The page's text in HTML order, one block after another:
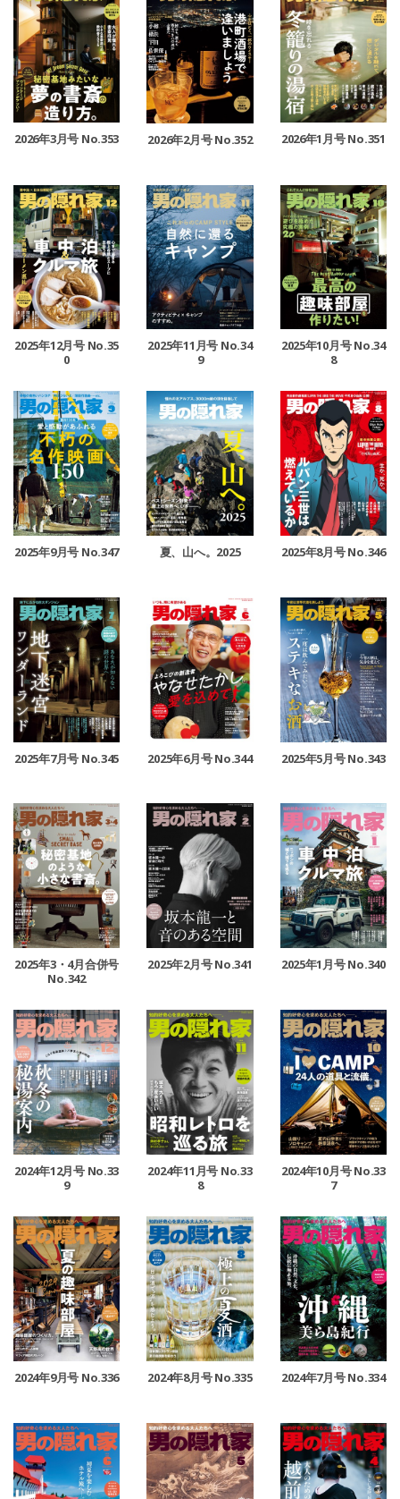
2026年3月号 No.353 2026年2月号 No.352 2026年1月号 No.351
2025年12月号 No.35
0
2025年11月号 No.34
9
2025年10月号 No.34
8
2025年9月号 No.347 夏、山へ。2025 2025年8月号 No.346
2025年7月号 No.345 2025年6月号 No.344 2025年5月号 No.343
2025年3・4月合併号
No.342
2025年2月号 No.341 2025年1月号 No.340
2024年12月号 No.33
9
2024年11月号 No.33
8
2024年10月号 No.33
7
2024年9月号 No.336 2024年8月号 No.335 2024年7月号 No.334